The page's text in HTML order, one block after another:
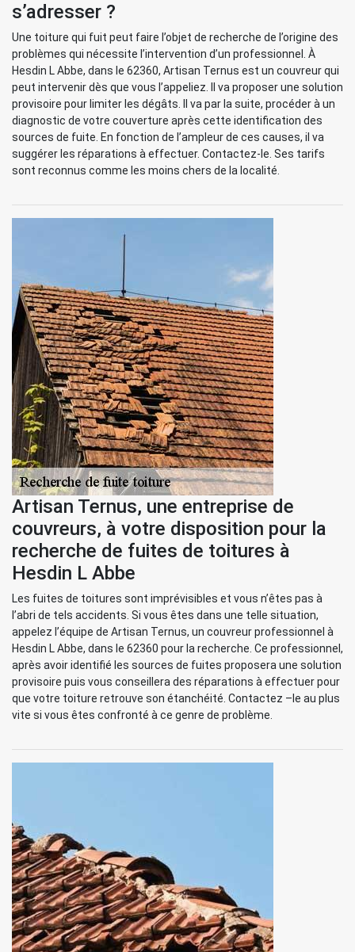
s’adresser ?
Une toiture qui fuit peut faire l’objet de recherche de l’origine des
problèmes qui nécessite l’intervention d’un professionnel. À
Hesdin L Abbe, dans le 62360, Artisan Ternus est un couvreur qui
peut intervenir dès que vous l’appeliez. Il va proposer une solution
provisoire pour limiter les dégâts. Il va par la suite, procéder à un
diagnostic de votre couverture après cette identification des
sources de fuite. En fonction de l’ampleur de ces causes, il va
suggérer les réparations à effectuer. Contactez-le. Ses tarifs
sont reconnus comme les moins chers de la localité.
Artisan Ternus, une entreprise de
couvreurs, à votre disposition pour la
recherche de fuites de toitures à
Hesdin L Abbe
Les fuites de toitures sont imprévisibles et vous n’êtes pas à
l’abri de tels accidents. Si vous êtes dans une telle situation,
appelez l’équipe de Artisan Ternus, un couvreur professionnel à
Hesdin L Abbe, dans le 62360 pour la recherche. Ce professionnel,
après avoir identifié les sources de fuites proposera une solution
provisoire puis vous conseillera des réparations à effectuer pour
que votre toiture retrouve son étanchéité. Contactez –le au plus
vite si vous êtes confronté à ce genre de problème.